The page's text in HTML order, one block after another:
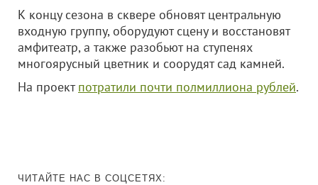
К концу сезона в сквере обновят центральную
входную группу, оборудуют сцену и восстановят
амфитеатр, а также разобьют на ступенях
многоярусный цветник и соорудят сад камней.
На проектпотратили почти полмиллиона рублей.
ЧИТАЙТЕ НАС В СОЦСЕТЯХ: